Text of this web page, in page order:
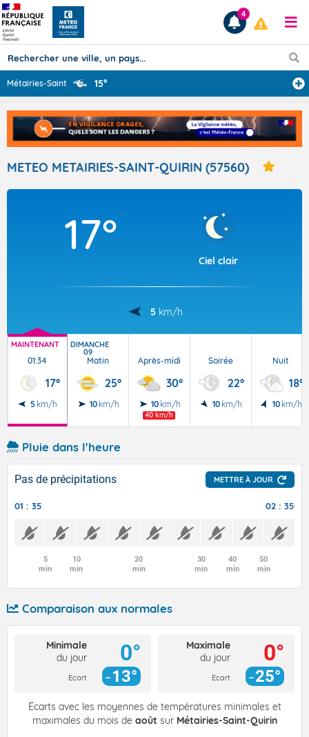
Prévisions
TOUS LES RÉSULTATS
Articles
4
Métairies-Saint 15°
METEO METAIRIES-SAINT-QUIRIN (57560)
17°
Ciel clair
5 km/h
MAINTENANT
01:34
17°
5 km/h
DIMANCHE
09
Matin
25°
10 km/h
Après-midi
30°
10 km/h
40 km/h
Soirée
22°
10 km/h
Nuit
18°
10 km/h
Pluie dans l'heure
Pas de précipitations METTRE À JOUR
01 : 35 02 : 35
5
min
10
min
20
min
30
min
40
min
50
min
Comparaison aux normales
Minimale
du jour
Ecart
0°
13°
Maximale
du jour
Ecart
0°
25°
Écarts avec les moyennes de températures minimales et
maximales du mois de août sur Métairies-Saint-Quirin